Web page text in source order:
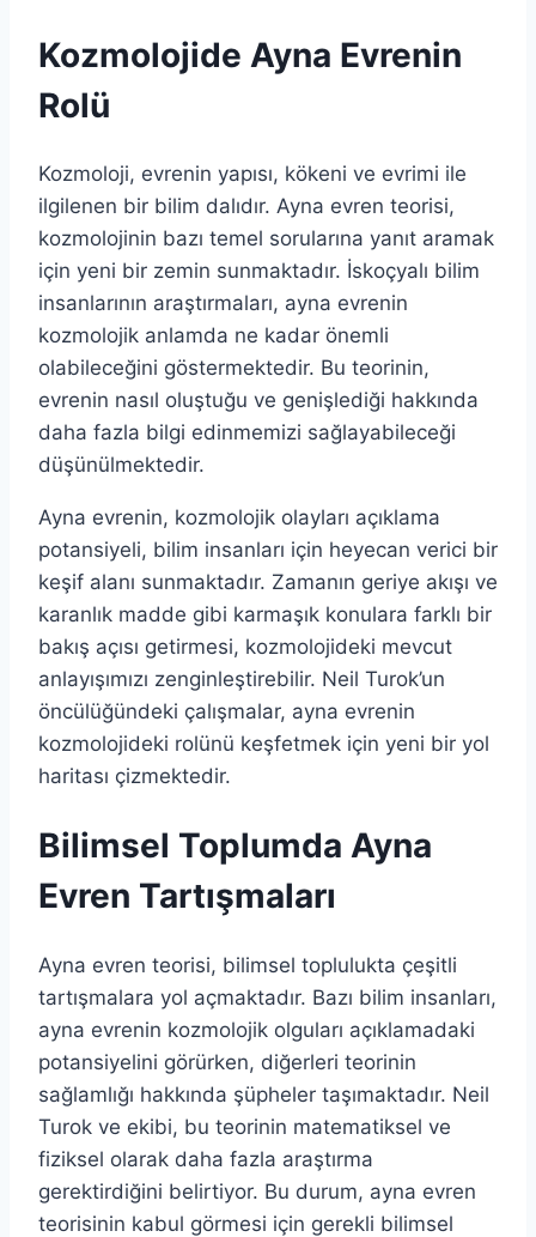
Kozmolojide Ayna Evrenin
Rolü
Kozmoloji, evrenin yapısı, kökeni ve evrimi ile
ilgilenen bir bilim dalıdır. Ayna evren teorisi,
kozmolojinin bazı temel sorularına yanıt aramak
için yeni bir zemin sunmaktadır. İskoçyalı bilim
insanlarının araştırmaları, ayna evrenin
kozmolojik anlamda ne kadar önemli
olabileceğini göstermektedir. Bu teorinin,
evrenin nasıl oluştuğu ve genişlediği hakkında
daha fazla bilgi edinmemizi sağlayabileceği
düşünülmektedir.
Ayna evrenin, kozmolojik olayları açıklama
potansiyeli, bilim insanları için heyecan verici bir
keşif alanı sunmaktadır. Zamanın geriye akışı ve
karanlık madde gibi karmaşık konulara farklı bir
bakış açısı getirmesi, kozmolojideki mevcut
anlayışımızı zenginleştirebilir. Neil Turok’un
öncülüğündeki çalışmalar, ayna evrenin
kozmolojideki rolünü keşfetmek için yeni bir yol
haritası çizmektedir.
Bilimsel Toplumda Ayna
Evren Tartışmaları
Ayna evren teorisi, bilimsel toplulukta çeşitli
tartışmalara yol açmaktadır. Bazı bilim insanları,
ayna evrenin kozmolojik olguları açıklamadaki
potansiyelini görürken, diğerleri teorinin
sağlamlığı hakkında şüpheler taşımaktadır. Neil
Turok ve ekibi, bu teorinin matematiksel ve
fiziksel olarak daha fazla araştırma
gerektirdiğini belirtiyor. Bu durum, ayna evren
teorisinin kabul görmesi için gerekli bilimsel